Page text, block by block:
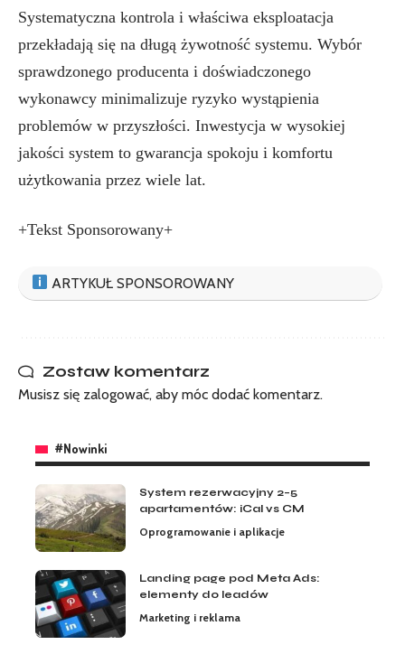
Systematyczna kontrola i właściwa eksploatacja
przekładają się na długą żywotność systemu. Wybór
sprawdzonego producenta i doświadczonego
wykonawcy minimalizuje ryzyko wystąpienia
problemów w przyszłości. Inwestycja w wysokiej
jakości system to gwarancja spokoju i komfortu
użytkowania przez wiele lat.
+Tekst Sponsorowany+
ARTYKUŁ SPONSOROWANY
Zostaw komentarz
Musisz się zalogować, aby móc dodać komentarz.
#Nowinki
System rezerwacyjny 2–5
apartamentów: iCal vs CM
Oprogramowanie i aplikacje
Landing page pod Meta Ads:
elementy do leadów
Marketing i reklama